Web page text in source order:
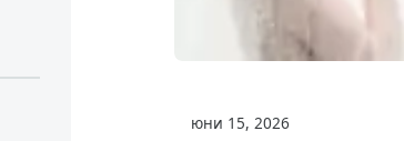
юни 15, 2026